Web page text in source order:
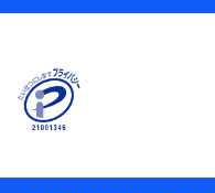
株式会社NTTドコモ
当社又は株式会社NTTド
おけるユーザ登録受付お
当社又は株式会社NTTド
れらに付帯、関連する当